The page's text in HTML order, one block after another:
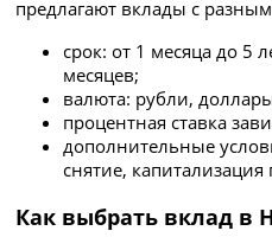
предлагают вклады с
срок: от 1 месяца до 5
месяцев;
валюта: рубли,
процентная ставка
дополнительные
снятие, капитализация
Как выбрать вклад в